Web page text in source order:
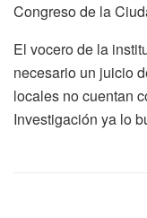
Congreso de la
El vocero de la
necesario un juicio
locales no cuentan
Investigación ya lo